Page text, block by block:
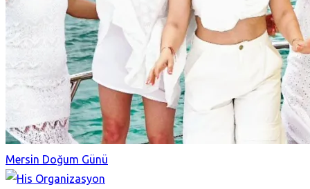
Mersin Doğum Günü